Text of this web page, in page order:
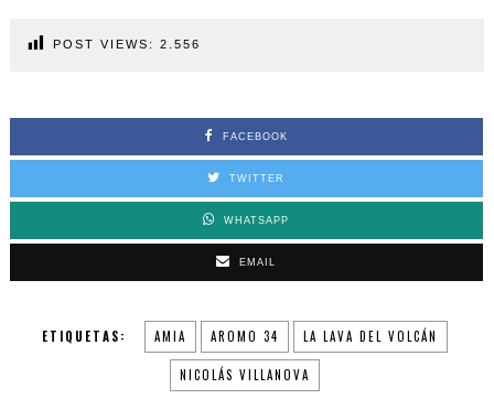
POST VIEWS: 2.556
FACEBOOK
TWITTER
WHATSAPP
EMAIL
ETIQUETAS: AMIA AROMO 34 LA LAVA DEL VOLCÁN
NICOLÁS VILLANOVA